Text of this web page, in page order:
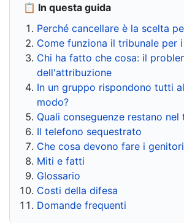
📋 In questa guida
Perché cancellare è la scelta
Come funziona il tribunale per
Chi ha fatto che cosa: il
dell'attribuzione
In un gruppo rispondono tutti
modo?
Quali conseguenze restano nel
Il telefono sequestrato
Che cosa devono fare i
Miti e fatti
Glossario
Costi della difesa
Domande frequenti